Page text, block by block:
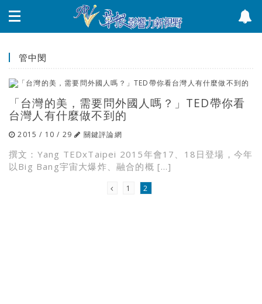
管中閔
「台灣的美，需要問外國人嗎？」TED帶你看
台灣人有什麼做不到的
2015 / 10 / 29 關鍵評論網
撰文：Yang TEDxTaipei 2015年會17、18日登場，今年
以Big Bang宇宙大爆炸、融合的概 […]
1 2